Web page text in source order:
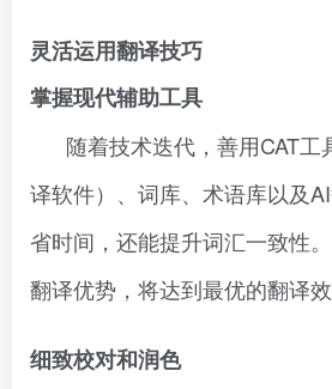
灵活运用翻译技巧
掌握现代辅助工具
随着技术迭代，善用CAT工
译软件）、词库、术语库以及
省时间，还能提升词汇一致性
翻译优势，将达到最优的翻译效
细致校对和润色